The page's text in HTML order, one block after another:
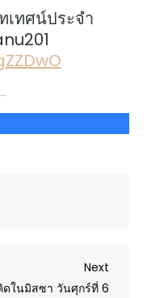
ทศน์ประจำ
Next
Post
Next
ในมิสซา วันศุกร์ที่ 6